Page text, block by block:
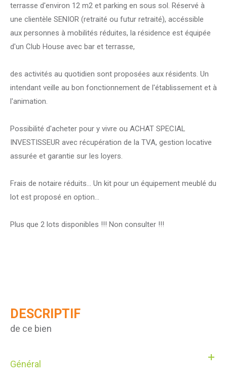
terrasse d'environ 12 m2 et parking en sous sol. Réservé à
une clientèle SENIOR (retraité ou futur retraité), accéssible
aux personnes à mobilités réduites, la résidence est équipée
d'un Club House avec bar et terrasse,
des activités au quotidien sont proposées aux résidents. Un
intendant veille au bon fonctionnement de l'établissement et à
l'animation.
Possibilité d'acheter pour y vivre ou ACHAT SPECIAL
INVESTISSEUR avec récupération de la TVA, gestion locative
assurée et garantie sur les loyers.
Frais de notaire réduits... Un kit pour un équipement meublé du
lot est proposé en option...
Plus que 2 lots disponibles !!! Non consulter !!!
DESCRIPTIF
de ce bien
Général